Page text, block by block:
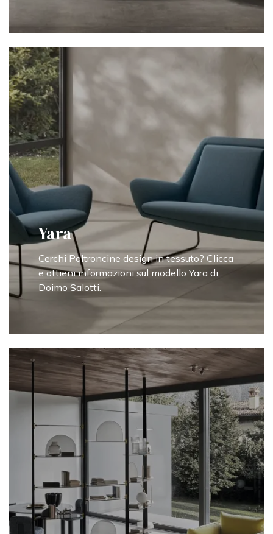
Yara
Cerchi Poltroncine design in tessuto? Clicca
e ottieni informazioni sul modello Yara di
Doimo Salotti.